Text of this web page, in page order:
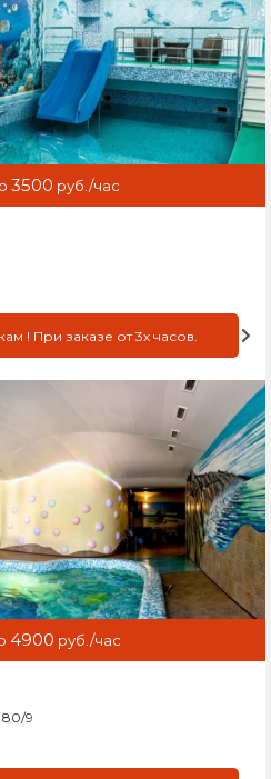
3500 руб./час
! При заказе от 3х часов.
4900 руб./час
9